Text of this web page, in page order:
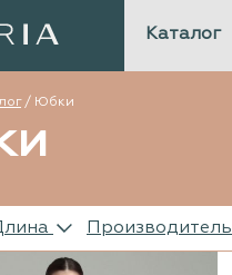
Каталог
/ Юбки
Производитель